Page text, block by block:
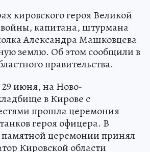
кировского героя Великой
капитана, штурмана
Александра Машковцева
землю. Об этом сообщили в
правительства.
июня, на Ново-
в Кирове с
прошла церемония
героя офицера. В
церемонии принял
Кировской области